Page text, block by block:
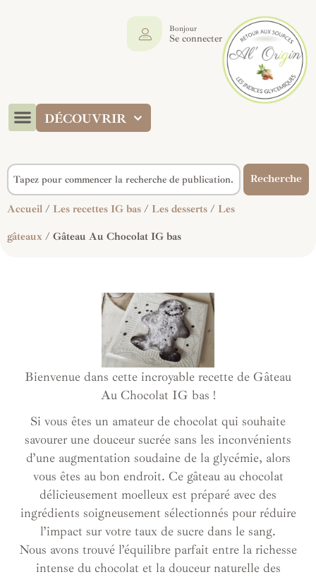
DÉCOUVRIR
Bonjour
Se connecter
Recherche
Accueil / Les recettes IG bas / Les desserts / Les
gâteaux / Gâteau Au Chocolat IG bas
Bienvenue dans cette incroyable recette de Gâteau
Au Chocolat IG bas !
Si vous êtes un amateur de chocolat qui souhaite
savourer une douceur sucrée sans les inconvénients
d’une augmentation soudaine de la glycémie, alors
vous êtes au bon endroit. Ce gâteau au chocolat
délicieusement moelleux est préparé avec des
ingrédients soigneusement sélectionnés pour réduire
l’impact sur votre taux de sucre dans le sang.
Nous avons trouvé l’équilibre parfait entre la richesse
intense du chocolat et la douceur naturelle des